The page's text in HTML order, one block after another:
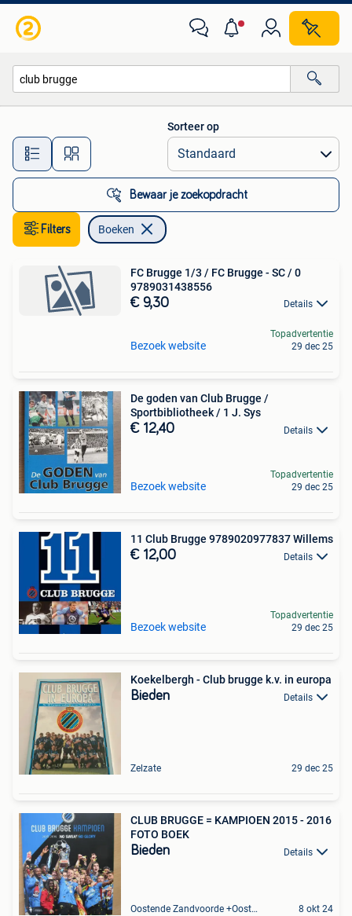
Alle afstanden…
Sorteer op
Bewaar je zoekopdracht
Filters Boeken
FC Brugge 1/3 / FC Brugge - SC / 0
9789031438556
€ 9,30 Details
Bezoek website
Topadvertentie
29 dec 25
De goden van Club Brugge /
Sportbibliotheek / 1 J. Sys
€ 12,40 Details
Bezoek website
Topadvertentie
29 dec 25
11 Club Brugge 9789020977837 Willems
€ 12,00 Details
Bezoek website
Topadvertentie
29 dec 25
Koekelbergh - Club brugge k.v. in europa
Bieden Details
Zelzate 29 dec 25
CLUB BRUGGE = KAMPIOEN 2015 - 2016
FOTO BOEK
Bieden Details
Oostende Zandvoorde +Oostende 8 okt 24